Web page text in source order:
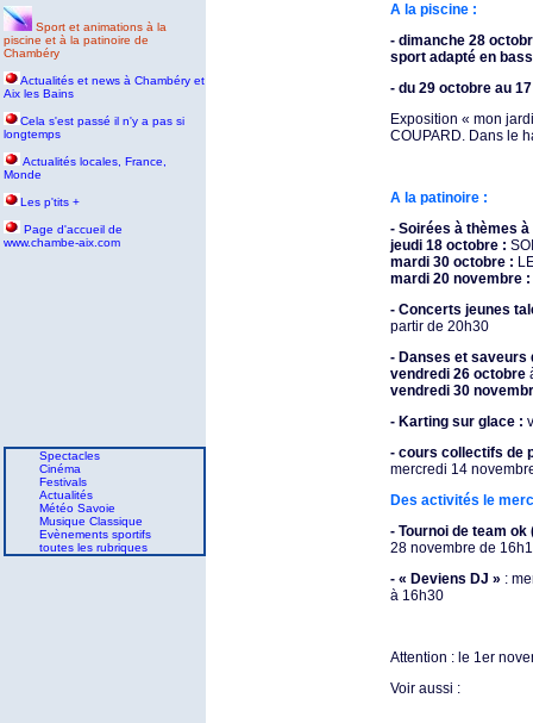
Sport et animations à la
piscine et à la patinoire de
Chambéry
Actualités et news à Chambéry et
Aix les Bains
Cela s'est passé il n'y a pas si
longtemps
Actualités locales, France,
Monde
Les p'tits +
Page d'accueil de
www.chambe-aix.com
Spectacles
Cinéma
Festivals
Actualités
Météo Savoie
Musique Classique
Evènements sportifs
toutes les rubriques
A la piscine :
- dimanche 28
sport adapté en
- du 29 octobre au
Exposition « mon
COUPARD. Dans le
A la patinoire :
- Soirées à thèmes
jeudi 18 octobre :
mardi 30 octobre :
mardi 20 novembre :
- Concerts jeunes
partir de 20h30
- Danses et saveurs
vendredi 26 octobre
vendredi 30
- Karting sur glace :
- cours collectifs de
mercredi 14
Des activités le
- Tournoi de team
28 novembre de
- « Deviens DJ » :
à 16h30
Attention : le 1er
Voir aussi :